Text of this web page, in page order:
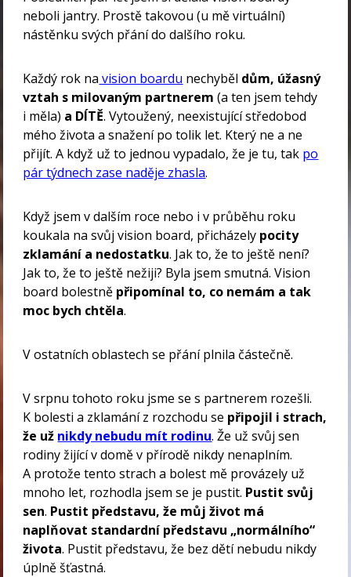
neboli jantry. Prostě takovou (u mě virtuální)
nástěnku svých přání do dalšího roku.
Každý rok na vision boardu nechyběl dům, úžasný
vztah s milovaným partnerem (a ten jsem tehdy
i měla) a DÍTĚ. Vytoužený, neexistující středobod
mého života a snažení po tolik let. Který ne a ne
přijít. A když už to jednou vypadalo, že je tu, tak po
pár týdnech zase naděje zhasla.
Když jsem v dalším roce nebo i v průběhu roku
koukala na svůj vision board, přicházely pocity
zklamání a nedostatku. Jak to, že to ještě není?
Jak to, že to ještě nežiji? Byla jsem smutná. Vision
board bolestně připomínal to, co nemám a tak
moc bych chtěla.
V ostatních oblastech se přání plnila částečně.
V srpnu tohoto roku jsme se s partnerem rozešli.
K bolesti a zklamání z rozchodu se připojil i strach,
že už nikdy nebudu mít rodinu. Že už svůj sen
rodiny žijící v domě v přírodě nikdy nenaplním.
A protože tento strach a bolest mě provázely už
mnoho let, rozhodla jsem se je pustit. Pustit svůj
sen. Pustit představu, že můj život má
naplňovat standardní představu „normálního“
života. Pustit představu, že bez dětí nebudu nikdy
úplně šťastná.